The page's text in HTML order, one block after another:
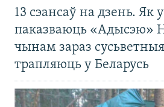
13 сэансаў на дзень. Як
паказваюць «Адысэю»
чынам зараз
трапляюць у Беларусь